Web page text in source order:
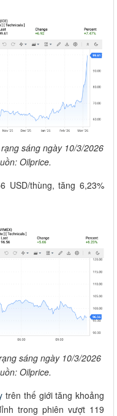
sáng ngày 10/3/2026
Oilprice.
USD/thùng, tăng 6,23%
sáng ngày 10/3/2026
Oilprice.
trên thế giới tăng khoảng
trong phiên vượt 119